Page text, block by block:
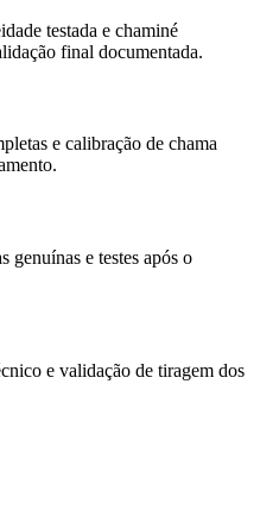
testada e chaminé
final documentada.
e calibração de chama
genuínas e testes após o
e validação de tiragem dos